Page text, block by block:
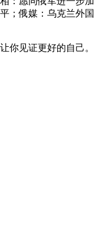
；俄媒：乌克兰外国
你见证更好的自己。